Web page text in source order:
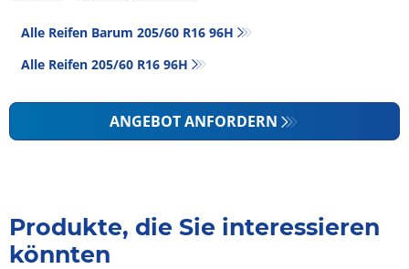
Alle Reifen Barum 205/60 R16 96H
Alle Reifen‎ 205/60 R16 96H
ANGEBOT ANFORDERN
Produkte, die Sie interessieren
könnten